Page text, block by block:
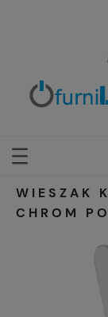
WIESZAK
CHROM